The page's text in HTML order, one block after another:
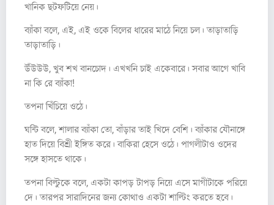
খানিক ছটফটিয়ে নেয়।
ব্যাঁকা বলে, এই, এই ওকে বিলের ধারের মাঠে নিয়ে চল। তাড়াতাড়ি
তাড়াতাড়ি।
উঁউউউ, খুব শখ বানচোদ। এখখনি চাই একেবারে। সবার আগে খাবি
না কি রে ব্যাঁকা!
তপনা খিঁচিয়ে ওঠে।
ঘন্টি বলে, শালার ব্যাঁকা তো, বাঁড়ার তাই খিদে বেশি। ব্যাঁকার যৌনাঙ্গে
হাত দিয়ে বিশ্রী ইঙ্গিত করে। বাকিরা হেসে ওঠে। পাগলীটাও ওদের
সঙ্গে হাসতে থাকে।
তপনা বিল্টুকে বলে, একটা কাপড় টাপড় নিয়ে এসে মাগীটাকে পরিয়ে
দে। তারপর সারাদিনের জন্য কোথাও একটা শাল্টিং করতে হবে।‌‌